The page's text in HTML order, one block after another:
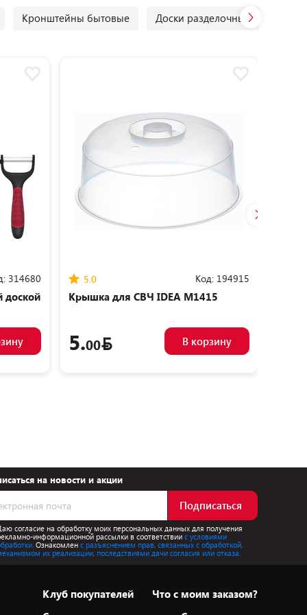
Кронштейны бытовые Доски разделочные
314680
доской
5.0 Код: 194915
Крышка для СВЧ IDEA М1415
5.00 В корзину
на новости и акции
Подписаться
согласие на обработку моих персональных данных для получения
информационной рассылки в соответствиис условиями
Ознакомлен с разъяснением прав, связанных с обработкой,
их реализации, последствиями дачи согласия или отказа.
Клуб покупателей
Что с моим заказом?